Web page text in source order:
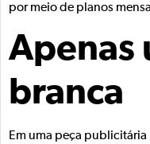
por meio de planos
Apenas
branca
Em uma peça